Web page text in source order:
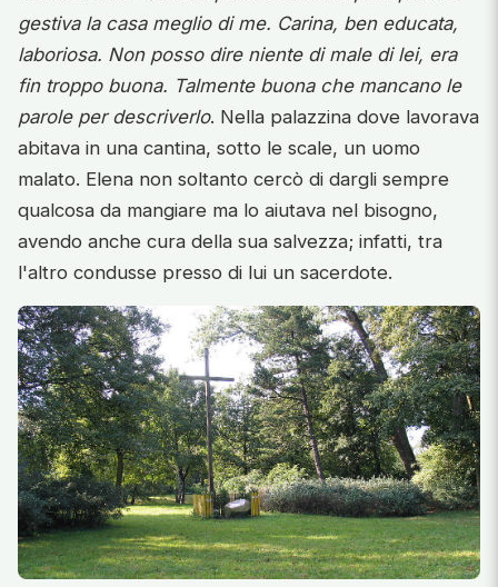
gestiva la casa meglio di me. Carina, ben educata,
laboriosa. Non posso dire niente di male di lei, era
fin troppo buona. Talmente buona che mancano le
parole per descriverlo. Nella palazzina dove lavorava
abitava in una cantina, sotto le scale, un uomo
malato. Elena non soltanto cercò di dargli sempre
qualcosa da mangiare ma lo aiutava nel bisogno,
avendo anche cura della sua salvezza; infatti, tra
l'altro condusse presso di lui un sacerdote.